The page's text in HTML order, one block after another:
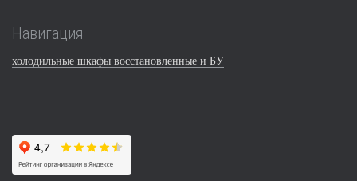
Навигация
холодильные шкафы восстановленные и БУ